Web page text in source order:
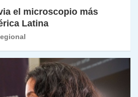
el microscopio más
Latina